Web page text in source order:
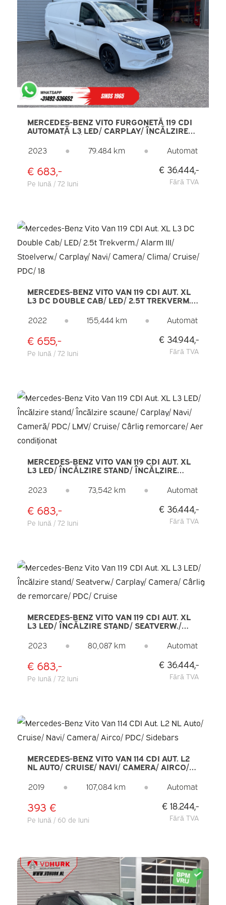
MERCEDES-BENZ VITO FURGONETĂ 119 CDI
AUTOMATĂ L3 LED/ CARPLAY/ ÎNCĂLZIRE
SCAUNE/ ÎNCĂLZIRE AUTONOMĂ/ SISTEM DE
NAVIGAȚIE/ CRUISE CONTROL/ CAMERĂ DE
MARȘARIER/ AER CONDIȚIONAT/ JANTE DE
17” LMV/ SENZORI DE PARCARE FAȚĂ/ BARE
DE ACOPERIȘ/ CÂRLIG DE REMORCARE
2023 ● 79.484 km ● Automat
€ 683,-
Pe lună / 72 luni
€ 36.444,-
Fără TVA
MERCEDES-BENZ VITO VAN 119 CDI AUT. XL
L3 DC DOUBLE CAB/ LED/ 2.5T TREKVERM./
ALARM III/ STOELVERW./ CARPLAY/ NAVI/
CAMERA/ CLIMA/ CRUISE/ PDC/ 18
2022 ● 155,444 km ● Automat
€ 655,-
Pe lună / 72 luni
€ 34.944,-
Fără TVA
MERCEDES-BENZ VITO VAN 119 CDI AUT. XL
L3 LED/ ÎNCĂLZIRE STAND/ ÎNCĂLZIRE
SCAUNE/ CARPLAY/ NAVI/ CAMERĂ/ PDC/
LMV/ CRUISE/ CÂRLIG REMORCARE/ AER
CONDIȚIONAT
2023 ● 73,542 km ● Automat
€ 683,-
Pe lună / 72 luni
€ 36.444,-
Fără TVA
MERCEDES-BENZ VITO VAN 119 CDI AUT. XL
L3 LED/ ÎNCĂLZIRE STAND/ SEATVERW./
CARPLAY/ CAMERA/ CÂRLIG DE
REMORCARE/ PDC/ CRUISE
2023 ● 80,087 km ● Automat
€ 683,-
Pe lună / 72 luni
€ 36.444,-
Fără TVA
MERCEDES-BENZ VITO VAN 114 CDI AUT. L2
NL AUTO/ CRUISE/ NAVI/ CAMERA/ AIRCO/
PDC/ SIDEBARS
2019
● 107,084 km ● Automat
393 €
Pe lună / 60 de luni
€ 18.244,-
Fără TVA